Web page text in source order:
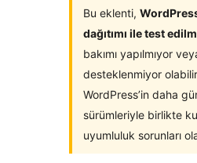
Bu eklenti,
dağıtımı ile test
bakımı yapılmıyor
desteklenmiyor
WordPress’in daha
sürümleriyle birlikte
uyumluluk sorunları